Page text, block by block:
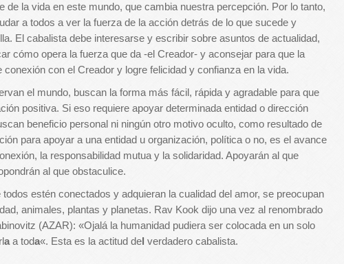
de la vida en este mundo, que cambia nuestra percepción. Por lo tanto,
a todos a ver la fuerza de la acción detrás de lo que sucede y
El cabalista debe interesarse y escribir sobre asuntos de actualidad,
cómo opera la fuerza que da -el Creador- y aconsejar para que la
conexión con el Creador y logre felicidad y confianza en la vida.
el mundo, buscan la forma más fácil, rápida y agradable para que
positiva. Si eso requiere apoyar determinada entidad o dirección
beneficio personal ni ningún otro motivo oculto, como resultado de
para apoyar a una entidad u organización, política o no, es el avance
la responsabilidad mutua y la solidaridad. Apoyarán al que
al que obstaculice.
estén conectados y adquieran la cualidad del amor, se preocupan
animales, plantas y planetas. Rav Kook dijo una vez al renombrado
(AZAR): «Ojalá la humanidad pudiera ser colocada en un solo
a a toda«. Esta es la actitud del verdadero cabalista.